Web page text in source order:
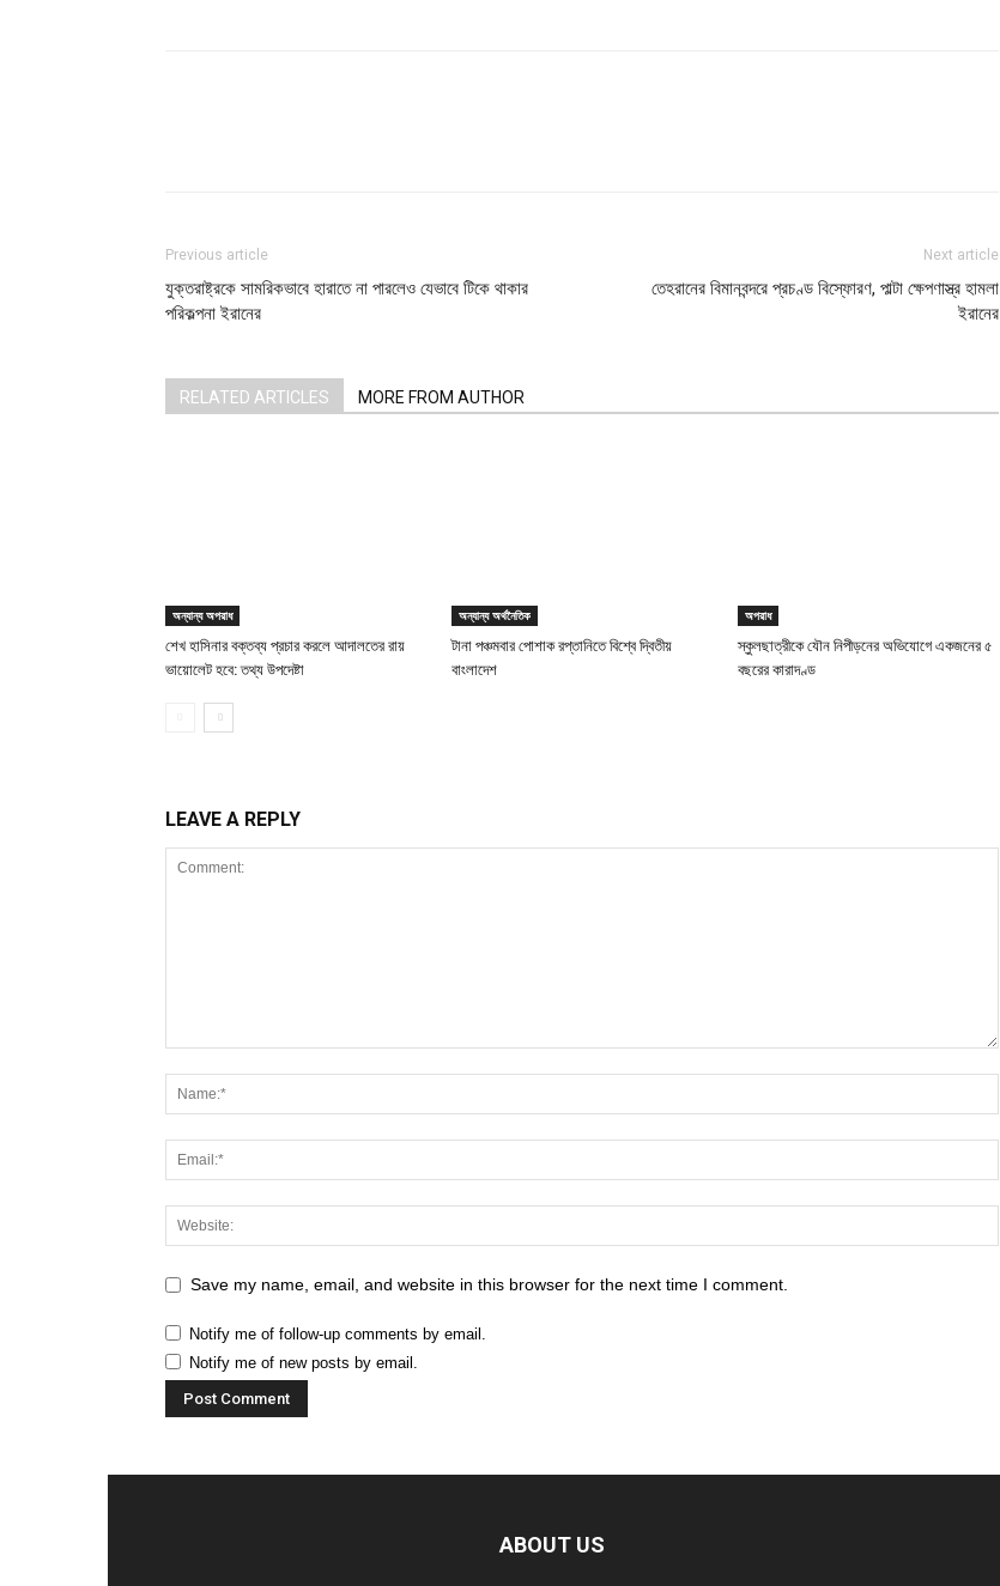
Previous article
যুক্তরাষ্ট্রকে সামরিকভাবে হারাতে না পারলেও যেভাবে টিকে থাকার
পরিকল্পনা ইরানের
Next article
তেহরানের বিমানবন্দরে প্রচণ্ড বিস্ফোরণ, পাল্টা ক্ষেপণাস্ত্র হামলা
ইরানের
RELATED ARTICLES MORE FROM AUTHOR
অন্যান্য অপরাধ
শেখ হাসিনার বক্তব্য প্রচার করলে আদালতের রায়
ভায়োলেট হবে: তথ্য উপদেষ্টা
অন্যান্য অর্থনৈতিক
টানা পঞ্চমবার পোশাক রপ্তানিতে বিশ্বে দ্বিতীয়
বাংলাদেশ
অপরাধ
স্কুলছাত্রীকে যৌন নিপীড়নের অভিযোগে একজনের ৫
বছরের কারাদণ্ড
LEAVE A REPLY
Save my name, email, and website in this browser for the next time I comment.
Notify me of follow-up comments by email.
Notify me of new posts by email.
ABOUT US